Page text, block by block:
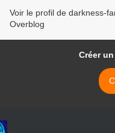
Voir le profil de darkness-
Overblog
Créer